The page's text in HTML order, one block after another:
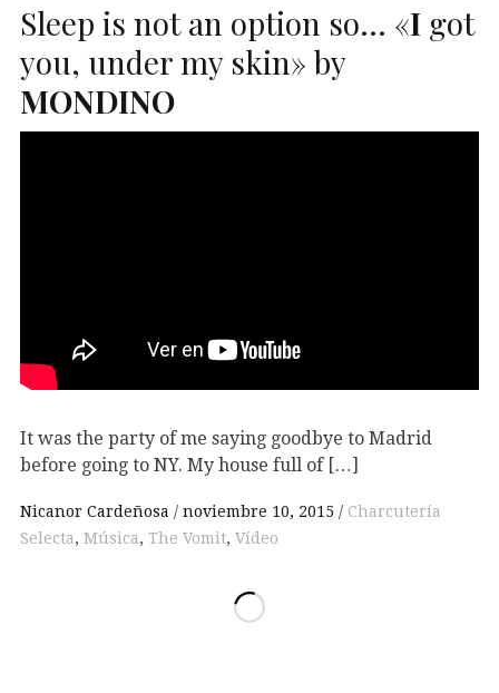
Sleep is not an option so… «I got
you, under my skin» by
MONDINO
It was the party of me saying goodbye to Madrid
before going to NY. My house full of […]
Nicanor Cardeñosa noviembre 10, 2015
Charcutería
Selecta, Música, The Vomit, Vídeo